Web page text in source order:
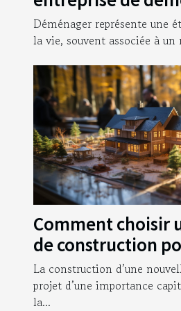
pour garantir
sans stress ?
Déménager représente une
la vie, souvent associée à un
Comment choisir
de construction
nouvelle maison ?
La construction d’une
projet d’une importance
la...